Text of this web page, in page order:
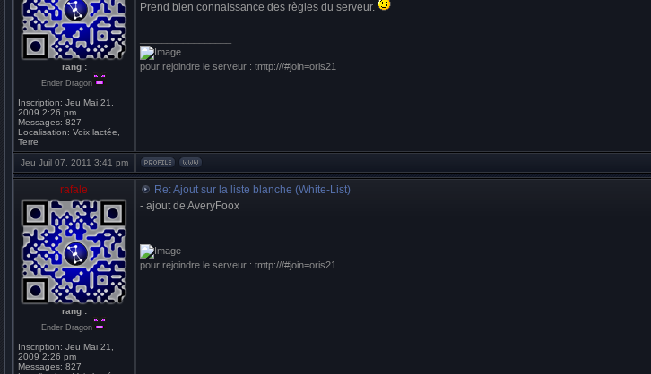
rang :
Ender Dragon
Inscription: Jeu Mai 21,
2009 2:26 pm
Messages: 827
Localisation: Voix lactée,
Terre
Prend bien connaissance des règles du serveur.
pour rejoindre le serveur : tmtp:///#join=oris21
Jeu Juil 07, 2011 3:41 pm
rafale
rang :
Ender Dragon
Inscription: Jeu Mai 21,
2009 2:26 pm
Messages: 827
Re: Ajout sur la liste blanche (White-List)
- ajout de AveryFoox
pour rejoindre le serveur : tmtp:///#join=oris21